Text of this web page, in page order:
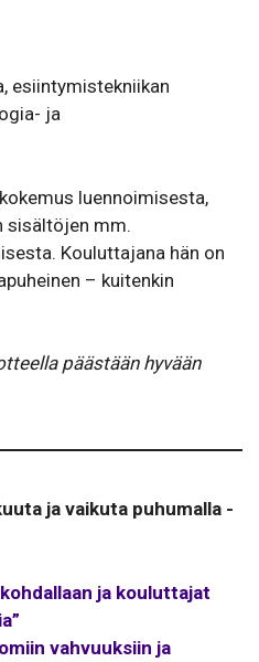
esiintymistekniikan
ja
luennoimisesta,
sisältöjen mm.
Kouluttajana hän on
– kuitenkin
päästään hyvään
ja vaikuta puhumalla -
ja kouluttajat
vahvuuksiin ja